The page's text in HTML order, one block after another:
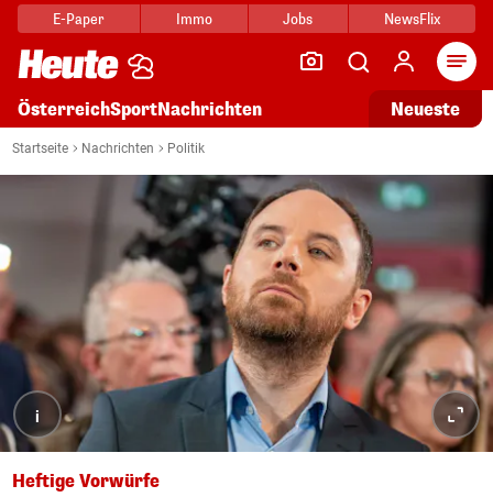
E-Paper Immo Jobs NewsFlix
ÖsterreichSportNachrichten Neueste
Startseite Nachrichten Politik
i
Heftige Vorwürfe